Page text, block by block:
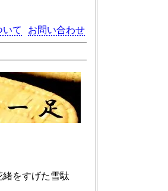
いて
お問い合わせ
をすげた雪駄